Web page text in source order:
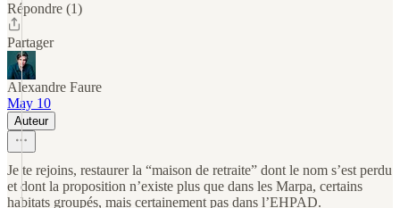
Répondre (1)
Partager
Alexandre Faure
May 10
Auteur
Je te rejoins, restaurer la “maison de retraite” dont le nom s’est perdu
et dont la proposition n’existe plus que dans les Marpa, certains
habitats groupés, mais certainement pas dans l’EHPAD.